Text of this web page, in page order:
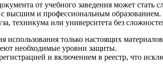
от учебного заведения может
и профессиональным
техникума или университета без
использования только настоящих
необходимые уровни защиты.
и включением в реестр, что